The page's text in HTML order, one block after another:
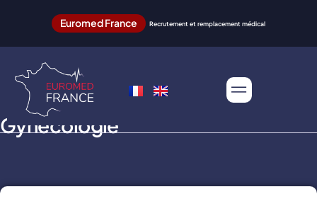
Euromed France Recrutement et remplacement médical
Gynécologie